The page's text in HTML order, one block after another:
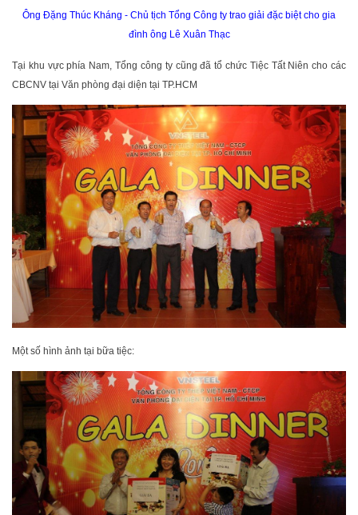
Ông Đặng Thúc Kháng - Chủ tịch Tổng Công ty trao giải đặc biệt cho gia
đình ông Lê Xuân Thạc
Tại khu vực phía Nam, Tổng công ty cũng đã tổ chức Tiệc Tất Niên cho các
CBCNV tại Văn phòng đại diện tại TP.HCM
Một số hình ảnh tại bữa tiệc: